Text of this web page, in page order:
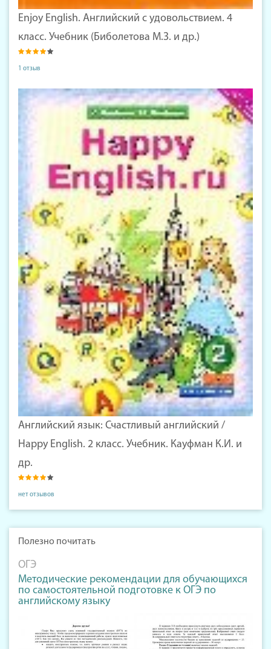
Enjoy English. Английский с удовольствием. 4
класс. Учебник (Биболетова М.З. и др.)
1 отзыв
Английский язык: Счастливый английский /
Happy English. 2 класс. Учебник. Кауфман К.И. и
др.
нет отзывов
Полезно почитать
ОГЭ
Методические рекомендации для обучающихся
по самостоятельной подготовке к ОГЭ по
английскому языку